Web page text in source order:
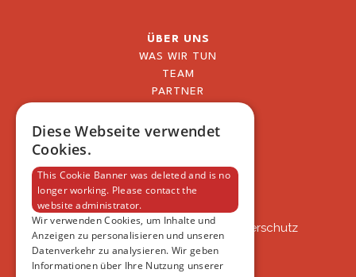
ÜBER UNS
WAS WIR TUN
TEAM
PARTNER
FAQ
VSAT
VSAT - Verein Schweizer Auslandtierschutz
Oberlangnauerstrasse 13b
9562 Märwil
Diese Webseite verwendet
Cookies.
This Cookie Banner was deleted and is no
longer working. Please contact the
website administrator.
Wir verwenden Cookies, um Inhalte und
Anzeigen zu personalisieren und unseren
Datenverkehr zu analysieren. Wir geben
Informationen über Ihre Nutzung unserer